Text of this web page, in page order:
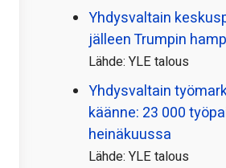
Yhdysvaltain
jälleen Trumpin
Lähde: YLE talous
Yhdysvaltain
käänne: 23 000
heinäkuussa
Lähde: YLE talous